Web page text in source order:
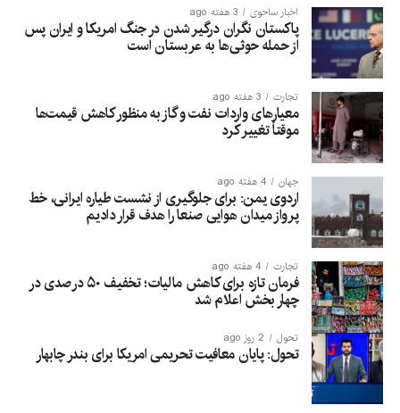
اخبار ساحوی 3 هفته ago
پاکستان نگران درگیر شدن در جنگ امریکا و ایران پس
از حمله حوثی‌ها به عربستان است
تجارت 3 هفته ago
معیارهای واردات نفت و گاز به منظور کاهش قیمت‌ها
موقتاً تغییر کرد
جهان 4 هفته ago
اردوی یمن: برای جلوگیری از نشست طیاره ایرانی، خط
پرواز میدان هوایی صنعا را هدف قرار دادیم
تجارت 4 هفته ago
فرمان تازه برای کاهش مالیات؛ تخفیف ۵۰ درصدی در
چهار بخش اعلام شد
تحول 2 روز ago
تحول: پایان معافیت تحریمی امریکا برای بندر چابهار